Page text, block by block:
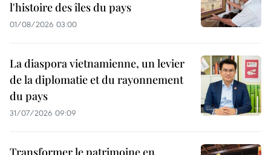
l'histoire des îles du pays
01/08/2026 03:00
La diaspora vietnamienne, un levier
de la diplomatie et du rayonnement
du pays
31/07/2026 09:09
Transformer le patrimoine en